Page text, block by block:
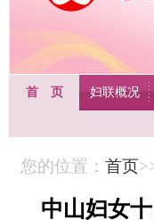
首 页 妇联概况
您的位置： 首页
中山妇女